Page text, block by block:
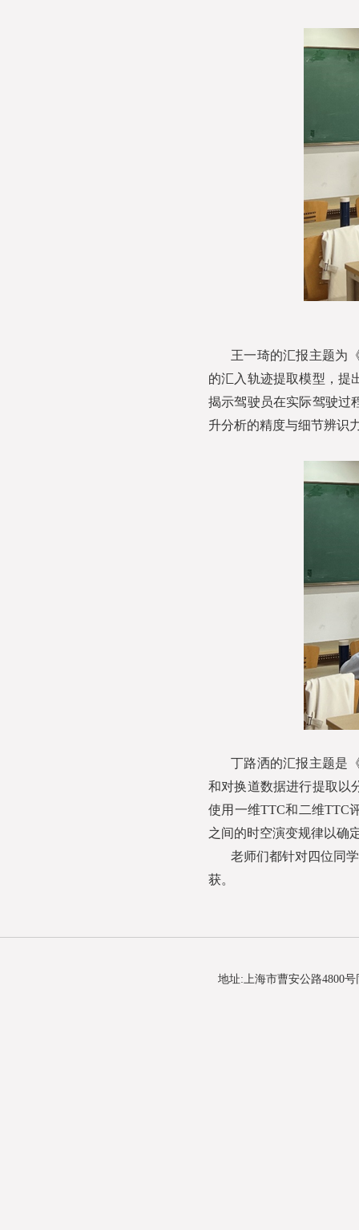
王一琦的汇报主题为
的汇入轨迹提取模型，提
揭示驾驶员在实际驾驶过
升分析的精度与细节辨识
丁路洒的汇报主题是
和对换道数据进行提取以
使用一维TTC和二维TTC
之间的时空演变规律以确
老师们都针对四位同
获。
地址:上海市曹安公路4800